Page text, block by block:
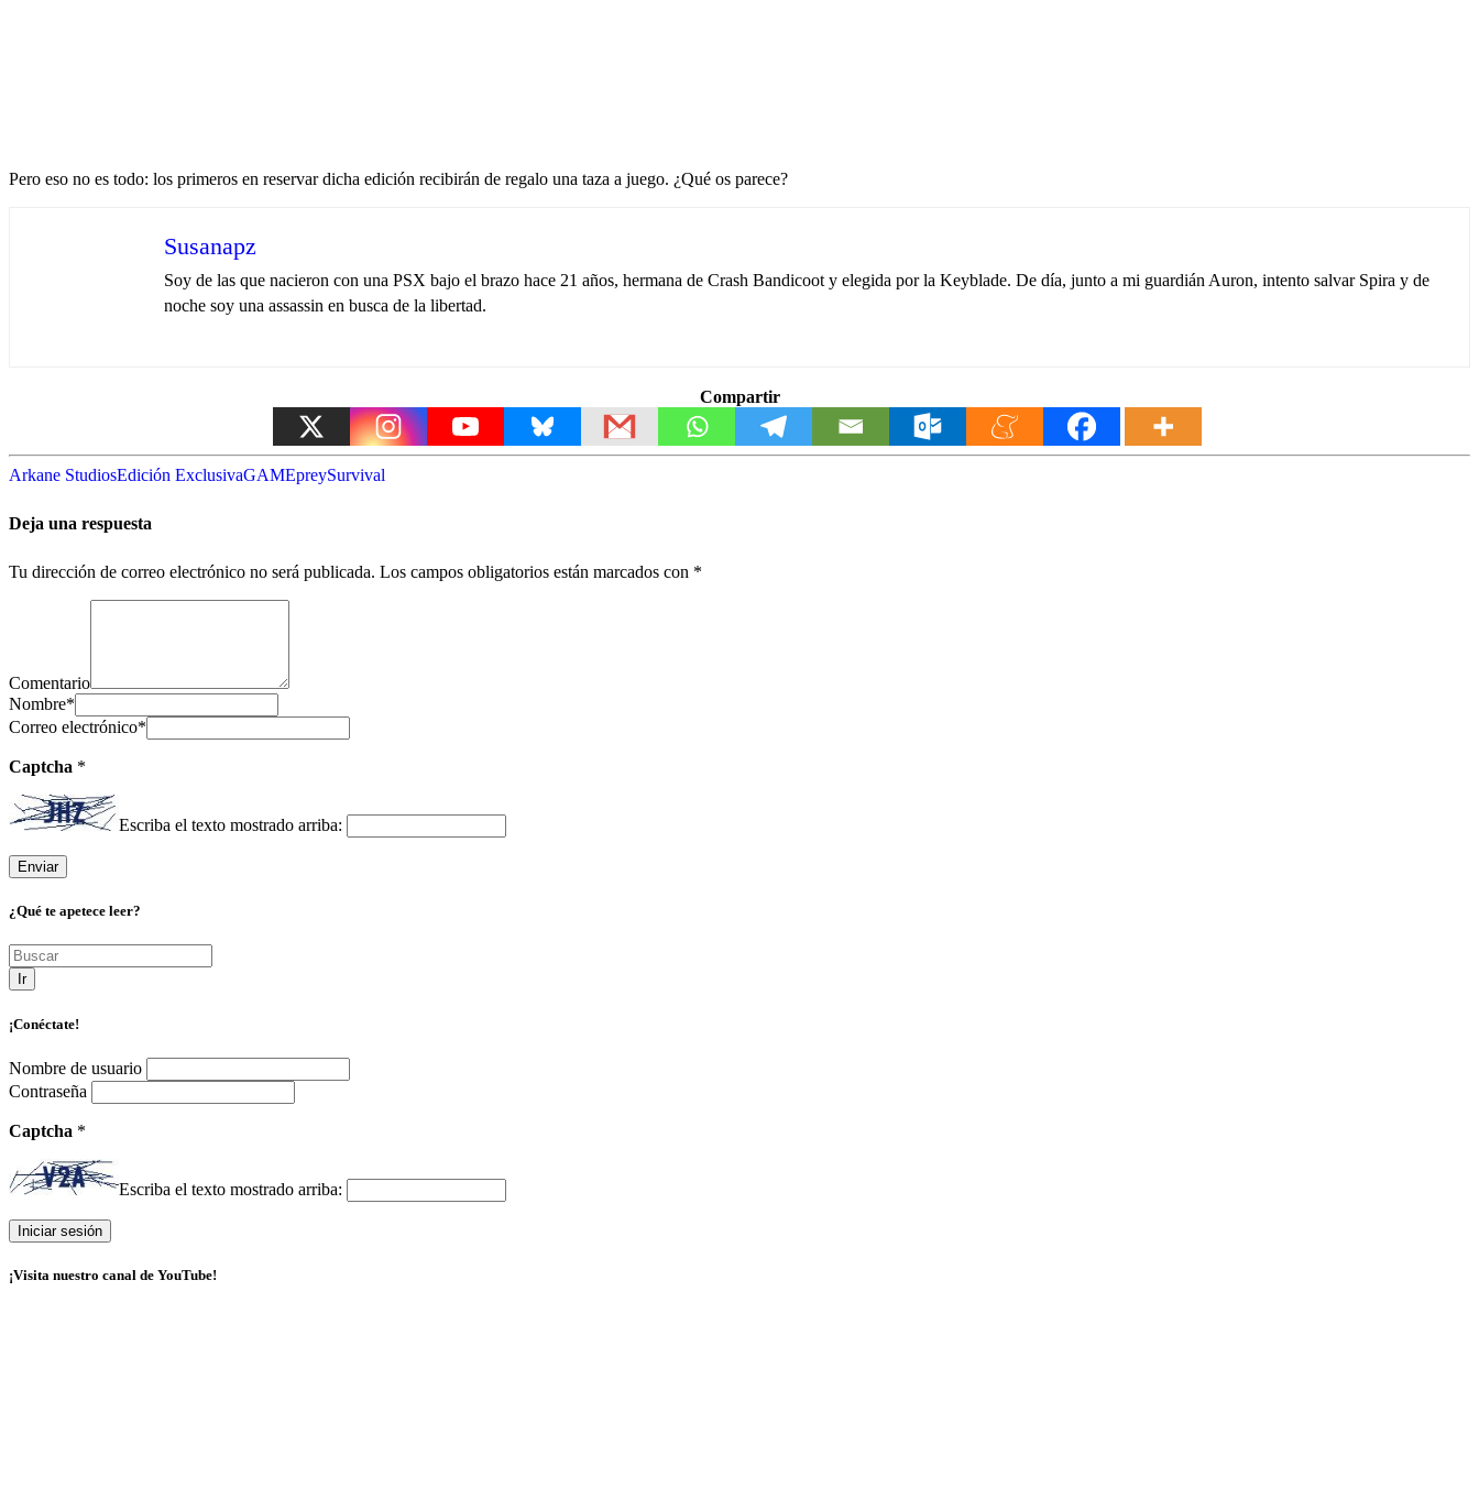
Pero eso no es todo: los primeros en reservar dicha edición recibirán de regalo una taza a juego. ¿Qué os parece?
Susanapz
Soy de las que nacieron con una PSX bajo el brazo hace 21 años, hermana de Crash Bandicoot y elegida por la Keyblade. De día, junto a mi guardián Auron, intento salvar Spira y de
noche soy una assassin en busca de la libertad.
Compartir
Arkane StudiosEdición ExclusivaGAMEpreySurvival
Deja una respuesta
Tu dirección de correo electrónico no será publicada. Los campos obligatorios están marcados con *
Comentario
Nombre*
Correo electrónico*
Captcha *
Escriba el texto mostrado arriba:
¿Qué te apetece leer?
Ir
¡Conéctate!
Nombre de usuario
Contraseña
Captcha *
Escriba el texto mostrado arriba:
¡Visita nuestro canal de YouTube!